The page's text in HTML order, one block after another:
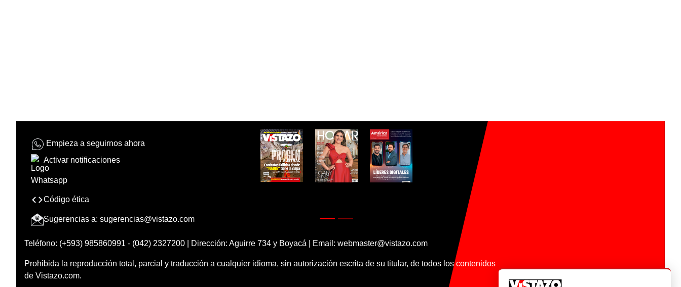
Empieza a seguirnos ahora
Activar notificaciones
Código ética
Sugerencias a: sugerencias@vistazo.com
Teléfono: (+593) 985860991 - (042) 2327200 | Dirección: Aguirre 734 y Boyacá | Email: webmaster@vistazo.com
Prohibida la reproducción total, parcial y traducción a cualquier idioma, sin autorización escrita de su titular, de todos los contenidos
de Vistazo.com.